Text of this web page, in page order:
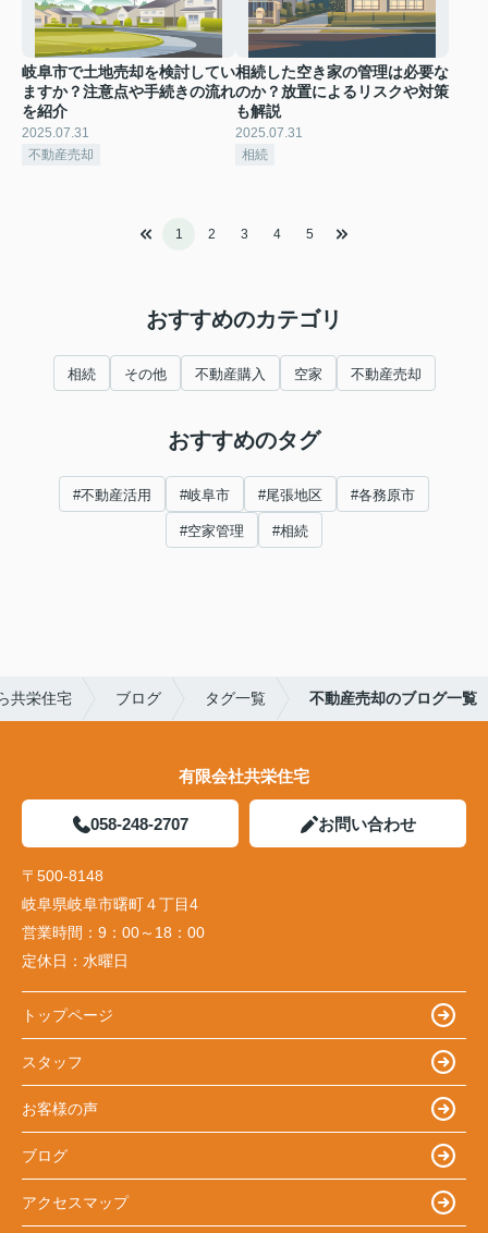
岐阜市で土地売却を検討してい
ますか？注意点や手続きの流れ
を紹介
2025.07.31
不動産売却
相続した空き家の管理は必要な
のか？放置によるリスクや対策
も解説
2025.07.31
相続
1 2 3 4 5
おすすめのカテゴリ
相続 その他 不動産購入 空家 不動産売却
おすすめのタグ
#不動産活用 #岐阜市 #尾張地区 #各務原市
#空家管理 #相続
共栄住宅 ブログ タグ一覧 不動産売却のブログ一覧
有限会社共栄住宅
058-248-2707 お問い合わせ
〒500-8148
岐阜県岐阜市曙町４丁目4
営業時間： 9：00～18：00
定休日： 水曜日
トップページ
スタッフ
お客様の声
ブログ
アクセスマップ